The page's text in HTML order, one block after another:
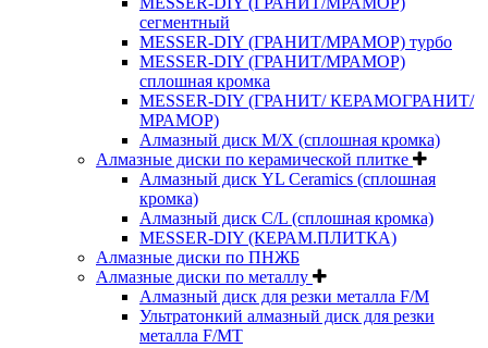
сегментный
MESSER-DIY (ГРАНИТ/МРАМОР) турбо
MESSER-DIY (ГРАНИТ/МРАМОР)
сплошная кромка
MESSER-DIY (ГРАНИТ/ КЕРАМОГРАНИТ/
МРАМОР)
Алмазный диск M/X (сплошная кромка)
Алмазные диски по керамической плитке
Алмазный диск YL Ceramics (сплошная
кромка)
Алмазный диск C/L (сплошная кромка)
MESSER-DIY (КЕРАМ.ПЛИТКА)
Алмазные диски по ПНЖБ
Алмазные диски по металлу
Алмазный диск для резки металла F/M
Ультратонкий алмазный диск для резки
металла F/MT